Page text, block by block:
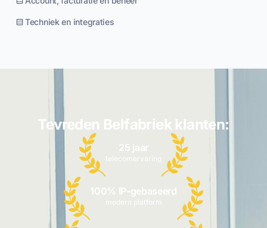
Techniek en integraties
Tevreden Belfabriek klanten:
25 jaar
telecomervaring
100% IP-gebaseerd
modern platform